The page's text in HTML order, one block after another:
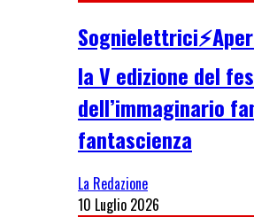
la V edizione del
dell’immaginario
fantascienza
La Redazione
10 Luglio 2026